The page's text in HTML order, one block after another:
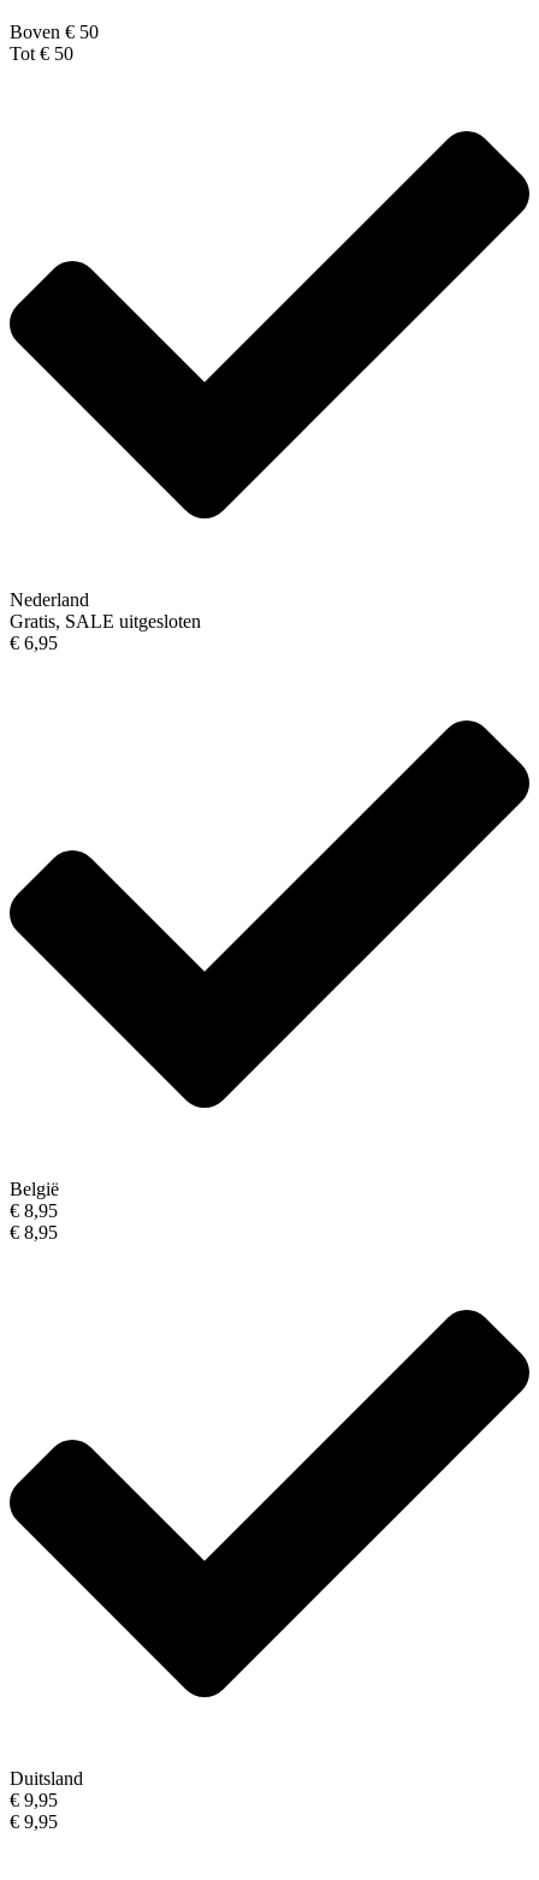
Boven € 50
Tot € 50
Nederland
Gratis, SALE uitgesloten
€ 6,95
België
€ 8,95
€ 8,95
Duitsland
€ 9,95
€ 9,95